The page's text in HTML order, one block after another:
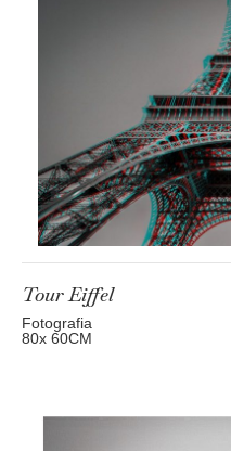
Tour Eiffel
Fotografia
80x 60CM